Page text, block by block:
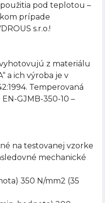
pod teplotou –
prípade
s.r.o.!
z materiálu
a ich výroba je v
Temperovaná
GJMB-350-10 –
na testovanej vzorke
mechanické
350 N/mm2 (35